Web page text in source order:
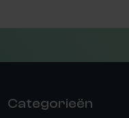
Categorieën